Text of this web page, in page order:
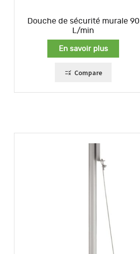
Douche de sécurité murale 90
L/min
En savoir plus
Compare